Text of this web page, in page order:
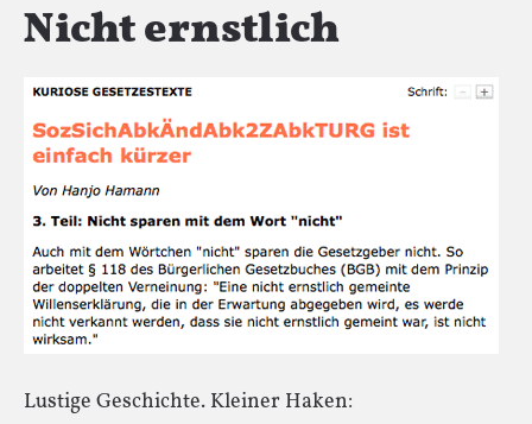
Nicht ernstlich
Lustige Geschichte. Kleiner Haken: